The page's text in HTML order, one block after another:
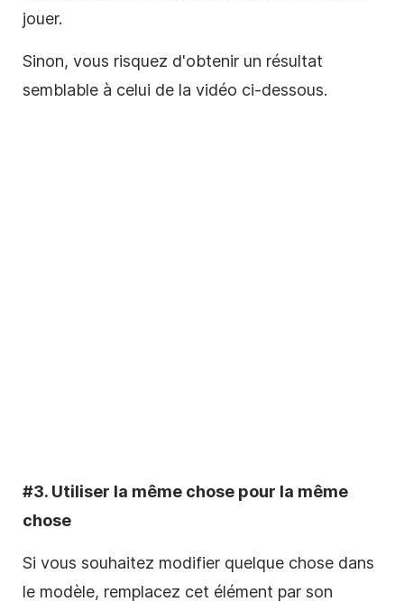
jouer.
Sinon, vous risquez d'obtenir un résultat
semblable à celui de la vidéo ci-dessous.
#3. Utiliser la même chose pour la même
chose
Si vous souhaitez modifier quelque chose dans
le modèle, remplacez cet élément par son